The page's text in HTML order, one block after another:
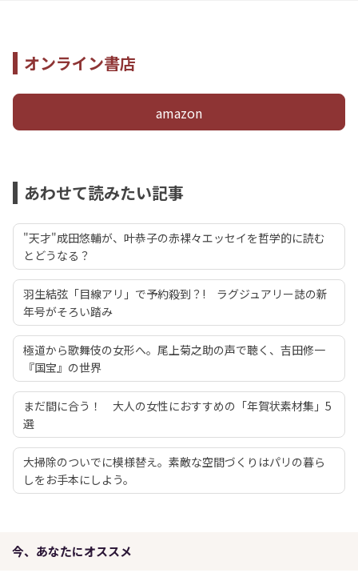
オンライン書店
amazon
あわせて読みたい記事
"天才"成田悠輔が、叶恭子の赤裸々エッセイを哲学的に読む
とどうなる？
羽生結弦「目線アリ」で予約殺到？! ラグジュアリー誌の新
年号がそろい踏み
極道から歌舞伎の女形へ。尾上菊之助の声で聴く、吉田修一
『国宝』の世界
まだ間に合う！ 大人の女性におすすめの「年賀状素材集」5
選
大掃除のついでに模様替え。素敵な空間づくりはパリの暮ら
しをお手本にしよう。
今、あなたにオススメ